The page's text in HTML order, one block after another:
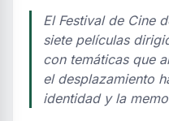
El Festival de Cine
siete películas
con temáticas que
el desplazamiento
identidad y la